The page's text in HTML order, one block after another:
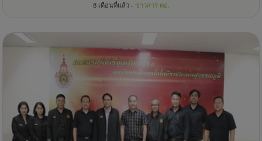
8 เดือนที่แล้ว - ข่าวสาร คอ.